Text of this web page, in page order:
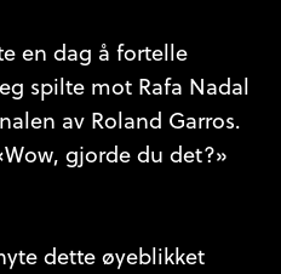
en dag å fortelle
spilte mot Rafa Nadal
av Roland Garros.
gjorde du det?»
dette øyeblikket